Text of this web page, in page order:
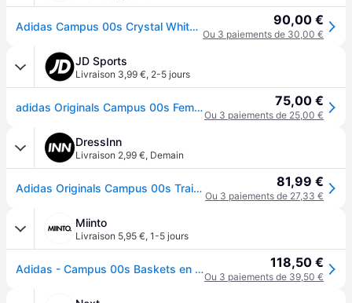
Adidas Campus 00s Crystal White Core Black 90,00 €
Ou 3 paiements de 30,00 €
JD Sports
Livraison 3,99 €, 2-5 jours
adidas Originals Campus 00s Femme - Blanc, Blanc - 38 75,00 €
Ou 3 paiements de 25,00 €
DressInn
Livraison 2,99 €, Demain
Adidas Originals Campus 00s Trainers Beige EU 36 2/3 Femme 81,99 €
Ou 3 paiements de 27,33 €
Miinto
Livraison 5,95 €, 1-5 jours
Adidas - Campus 00s Baskets en Cuir Blanc - unisex - Chaussures - Blanc - Taille: 37 1/3 EU 118,50 €
Ou 3 paiements de 39,50 €